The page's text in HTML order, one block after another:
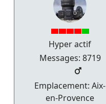
Hyper actif
Messages: 8719
Emplacement: Aix-
en-Provence